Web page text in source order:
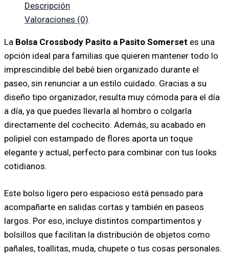
Descripción
Valoraciones (0)
La Bolsa Crossbody Pasito a Pasito Somerset es una
opción ideal para familias que quieren mantener todo lo
imprescindible del bebé bien organizado durante el
paseo, sin renunciar a un estilo cuidado. Gracias a su
diseño tipo organizador, resulta muy cómoda para el día
a día, ya que puedes llevarla al hombro o colgarla
directamente del cochecito. Además, su acabado en
polipiel con estampado de flores aporta un toque
elegante y actual, perfecto para combinar con tus looks
cotidianos.
Este bolso ligero pero espacioso está pensado para
acompañarte en salidas cortas y también en paseos
largos. Por eso, incluye distintos compartimentos y
bolsillos que facilitan la distribución de objetos como
pañales, toallitas, muda, chupete o tus cosas personales.